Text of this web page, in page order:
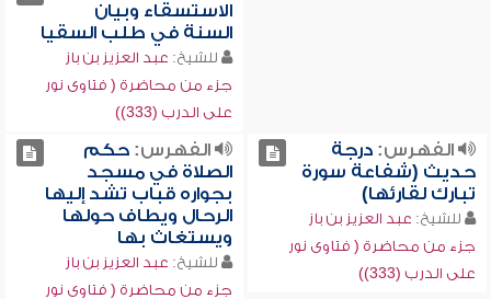
الاستسقاء وبيان
السنة في طلب السقيا
للشيخ: عبد العزيز بن باز
جزء من محاضرة ( فتاوى نور
على الدرب (333))
الفهرس:درجة
حديث (شفاعة سورة
تبارك لقارئها)
للشيخ: عبد العزيز بن باز
جزء من محاضرة ( فتاوى نور
على الدرب (333))
الفهرس:حكم
الصلاة في مسجد
بجواره قباب تشد إليها
الرحال ويطاف حولها
ويستغاث بها
للشيخ: عبد العزيز بن باز
جزء من محاضرة ( فتاوى نور